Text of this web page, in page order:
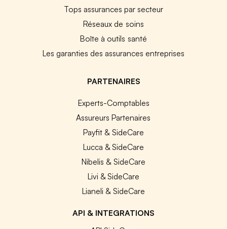
Tops assurances par secteur
Réseaux de soins
Boîte à outils santé
Les garanties des assurances entreprises
PARTENAIRES
Experts-Comptables
Assureurs Partenaires
Payfit & SideCare
Lucca & SideCare
Nibelis & SideCare
Livi & SideCare
Lianeli & SideCare
API & INTEGRATIONS